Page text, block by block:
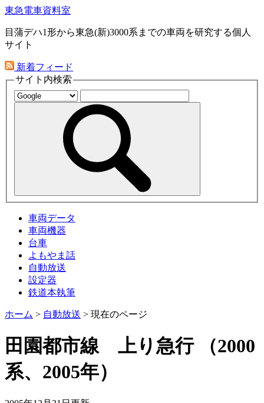
東急電車資料室
目蒲デハ1形から東急(新)3000系までの車両を研究する個人
サイト
新着フィード
サイト内検索
車両データ
車両機器
台車
よもやま話
自動放送
設定器
鉄道本執筆
ホーム > 自動放送 > 現在のページ
田園都市線 上り急行
（2000
系、2005年）